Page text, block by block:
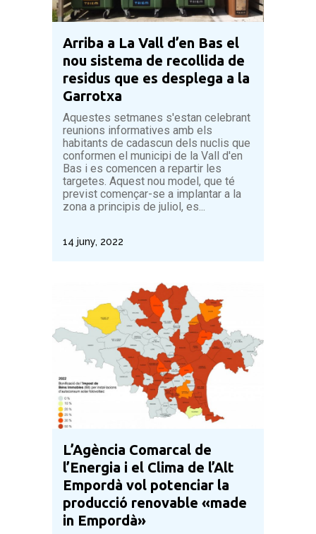
Arriba a La Vall d’en Bas el
nou sistema de recollida de
residus que es desplega a la
Garrotxa
Aquestes setmanes s'estan celebrant
reunions informatives amb els
habitants de cadascun dels nuclis que
conformen el municipi de la Vall d'en
Bas i es comencen a repartir les
targetes. Aquest nou model, que té
previst començar-se a implantar a la
zona a principis de juliol, es...
14 juny, 2022
L’Agència Comarcal de
l’Energia i el Clima de l’Alt
Empordà vol potenciar la
producció renovable «made
in Empordà»